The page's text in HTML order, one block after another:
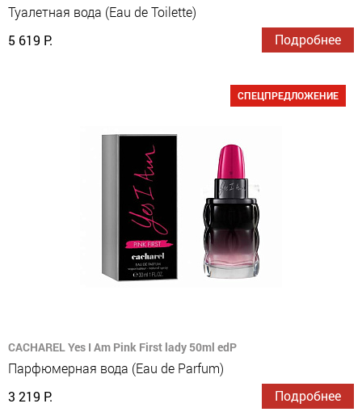
Туалетная вода (Eau de Toilette)
5 619 Р.
Подробнее
СПЕЦПРЕДЛОЖЕНИЕ
CACHAREL Yes I Am Pink First lady 50ml edP
Парфюмерная вода (Eau de Parfum)
3 219 Р.
Подробнее